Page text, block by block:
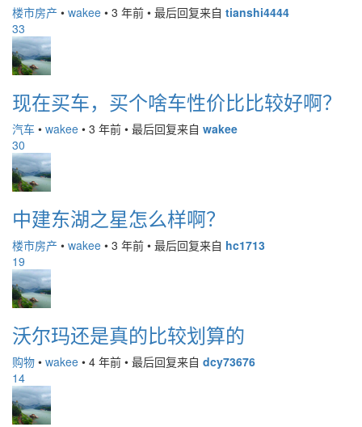
楼市房产 • wakee • 3 年前 • 最后回复来自 tianshi4444
33
现在买车，买个啥车性价比比较好啊？
汽车 • wakee • 3 年前 • 最后回复来自 wakee
30
中建东湖之星怎么样啊？
楼市房产 • wakee • 3 年前 • 最后回复来自 hc1713
19
沃尔玛还是真的比较划算的
购物 • wakee • 4 年前 • 最后回复来自 dcy73676
14